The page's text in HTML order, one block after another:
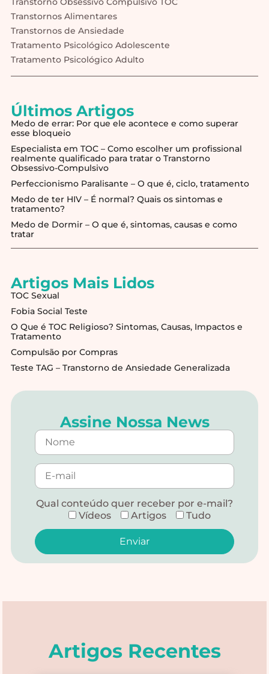
Transtornos Alimentares
Transtornos de Ansiedade
Tratamento Psicológico Adolescente
Tratamento Psicológico Adulto
Últimos Artigos
Medo de errar: Por que ele acontece e como superar
esse bloqueio
Especialista em TOC – Como escolher um profissional
realmente qualificado para tratar o Transtorno
Obsessivo-Compulsivo
Perfeccionismo Paralisante – O que é, ciclo, tratamento
Medo de ter HIV – É normal? Quais os sintomas e
tratamento?
Medo de Dormir – O que é, sintomas, causas e como
tratar
Artigos Mais Lidos
TOC Sexual
Fobia Social Teste
O Que é TOC Religioso? Sintomas, Causas, Impactos e
Tratamento
Compulsão por Compras
Teste TAG – Transtorno de Ansiedade Generalizada
Assine Nossa News
Qual conteúdo quer receber por e-mail?
Vídeos
Artigos Tudo
Artigos Recentes